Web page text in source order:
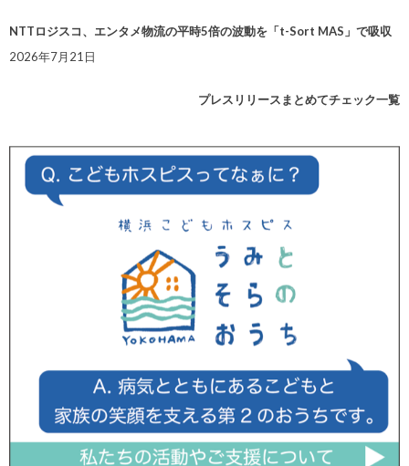
NTTロジスコ、エンタメ物流の平時5倍の波動を「t-Sort MAS」で吸収
2026年7月21日
プレスリリースまとめてチェック一覧